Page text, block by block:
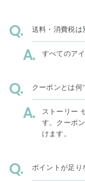
送料・消費税は
すべてのア
クーポンとは何
ストーリー
す。クーポ
けます。
ポイントが足り